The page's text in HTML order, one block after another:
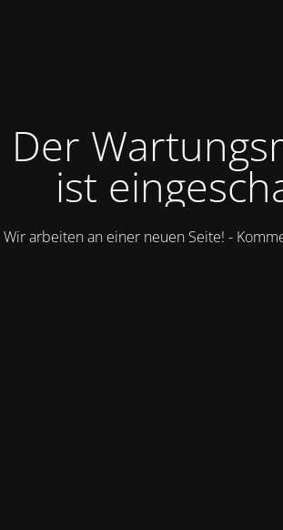
Der
ist
Wir arbeiten an einer neuen Seite! -